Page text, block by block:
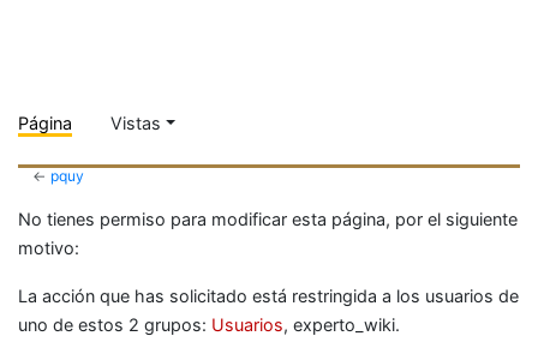
Página Vistas
← pquy
No tienes permiso para modificar esta página, por el siguiente
motivo:
La acción que has solicitado está restringida a los usuarios de
uno de estos 2 grupos: Usuarios, experto_wiki.